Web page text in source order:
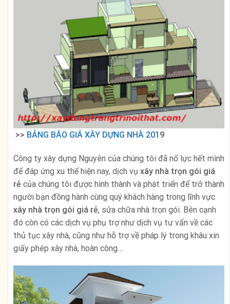
>> BẢNG BÁO GIÁ XÂY DỰNG NHÀ 201 9
Công ty xây dựng Nguyên của chúng tôi đã nổ lực hết mình
để đáp ứng xu thế hiện nay, dịch vụ xây nhà trọn gói giá
rẻ của chúng tôi được hình thành và phát triển để trở thành
người bạn đồng hành cùng quý khách hàng trong lĩnh vực
xây nhà trọn gói giá rẻ, sửa chữa nhà trọn gói. Bên cạnh
đó còn có các dịch vụ phụ trợ như dịch vụ tư vấn về các
thủ tục xây nhà, cũng như hỗ trợ về pháp lý trong khâu xin
giấy phép xây nhà, hoàn công…